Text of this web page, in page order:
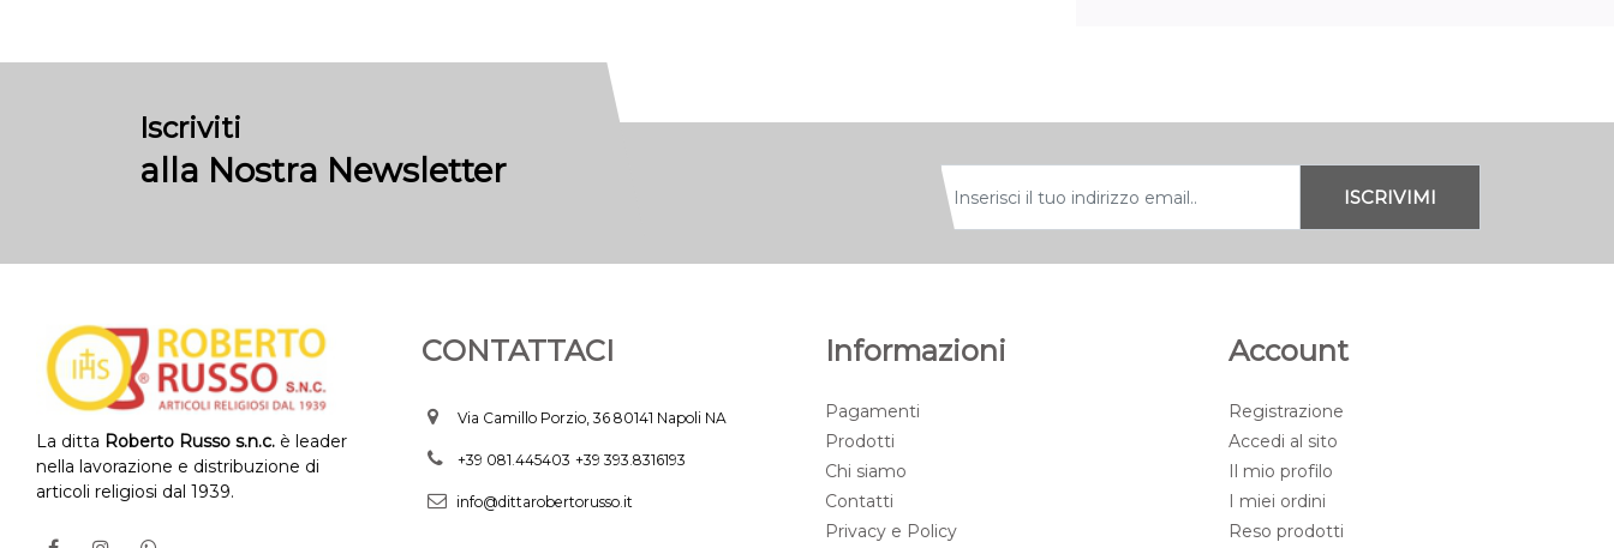
Iscriviti
alla Nostra Newsletter
La ditta Roberto Russo s.n.c. è leader
nella lavorazione e distribuzione di
articoli religiosi dal 1939.
CONTATTACI
Via Camillo Porzio, 36 80141 Napoli NA
+39 081.445403 +39 393.8316193
info@dittarobertorusso.it
Informazioni
Pagamenti
Prodotti
Chi siamo
Contatti
Privacy e Policy
Account
Registrazione
Accedi al sito
Il mio profilo
I miei ordini
Reso prodotti